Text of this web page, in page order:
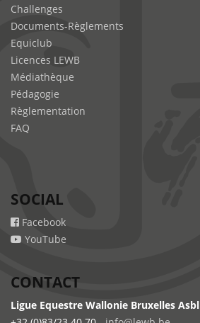
Challenges
Documents-Règlements
Equiclub
Licences LEWB
Médiathèque
Pédagogie
Règlementation
FAQ
SOCIAL
Facebook
YouTube
CONTACT
Ligue Equestre Wallonie Bruxelles Asbl